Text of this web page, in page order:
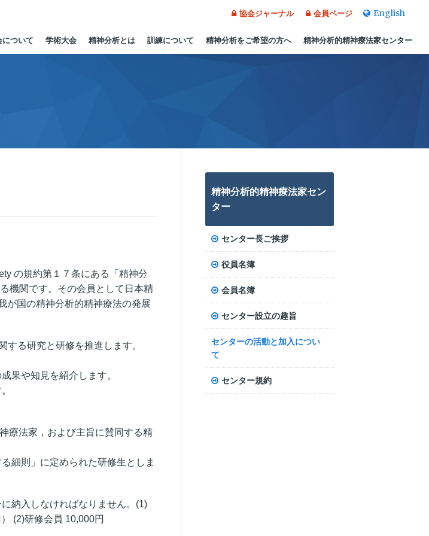
協会ジャーナル 会員ページ English
について 学術大会 精神分析とは 訓練について 精神分析をご希望の方へ 精神分析的精神療法家センター
の規約第１７条にある「精神分
機関です。その会員として日本精
が国の精神分析的精神療法の発展
する研究と研修を推進します。
果や知見を紹介します。
療法家，および主旨に賛同する精
細則」に定められた研修生としま
納入しなければなりません。(1)
(2)研修会員 10,000円
精神分析的精神療法家セン
ター
センター長ご挨拶
役員名簿
会員名簿
センター設立の趣旨
センターの活動と加入につい
て
センター規約